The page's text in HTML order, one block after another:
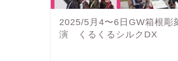
2025/5月4〜6日GW箱根彫
演 くるくるシルクDX